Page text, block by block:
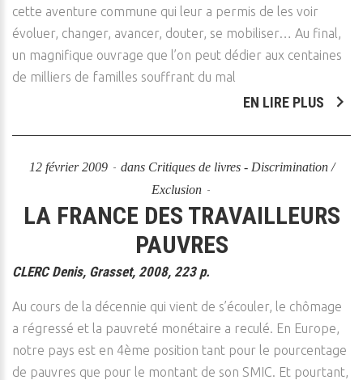
cette aventure commune qui leur a permis de les voir
évoluer, changer, avancer, douter, se mobiliser… Au final,
un magnifique ouvrage que l’on peut dédier aux centaines
de milliers de familles souffrant du mal
EN LIRE PLUS
12 février 2009 dans Critiques de livres - Discrimination /
Exclusion
LA FRANCE DES TRAVAILLEURS
PAUVRES
CLERC Denis, Grasset, 2008, 223 p.
Au cours de la décennie qui vient de s’écouler, le chômage
a régressé et la pauvreté monétaire a reculé. En Europe,
notre pays est en 4ème position tant pour le pourcentage
de pauvres que pour le montant de son SMIC. Et pourtant,